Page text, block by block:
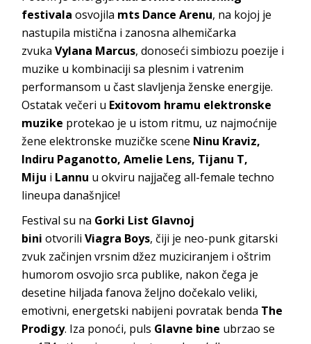
festivalaosvojila mts Dance Arenu, na kojoj je
nastupila mistična i zanosna alhemičarka
zvukaVylana Marcus, donoseći simbiozu poezije i
muzike u kombinaciji sa plesnim i vatrenim
performansom u čast slavljenja ženske energije.
Ostatak večeri u Exitovom hramu elektronske
muzike protekao je u istom ritmu, uz najmoćnije
žene elektronske muzičke scene Ninu Kraviz,
Indiru Paganotto, Amelie Lens, Tijanu T,
Miju i Lannu u okviru najjačeg all-female techno
lineupa današnjice!
Festival su na Gorki List Glavnoj
biniotvoriliViagra Boys, čiji je neo-punk gitarski
zvuk začinjen vrsnim džez muziciranjem i oštrim
humorom osvojio srca publike, nakon čega je
desetine hiljada fanova željno dočekalo veliki,
emotivni, energetski nabijeni povratak benda The
Prodigy. Iza ponoći, puls Glavne bine ubrzao se